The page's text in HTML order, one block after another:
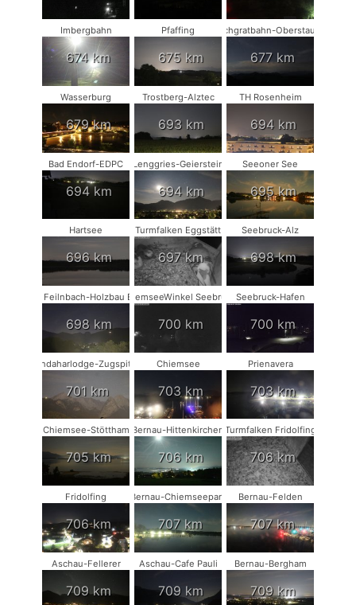
Imbergbahn
674 km
Pfaffing
675 km
Hochgratbahn-Oberstaufen
677 km
Wasserburg
679 km
Trostberg-Alztec
693 km
TH Rosenheim
694 km
Bad Endorf-EDPC
694 km
Lenggries-Geierstein
694 km
Seeoner See
695 km
Hartsee
696 km
Turmfalken Eggstätt
697 km
Seebruck-Alz
698 km
Bad Feilnbach-Holzbau Eder
698 km
ChiemseeWinkel Seebruck
700 km
Seebruck-Hafen
700 km
Kandaharlodge-Zugspitze
701 km
Chiemsee
703 km
Prienavera
703 km
Chiemsee-Stöttham
705 km
Bernau-Hittenkirchen
706 km
Turmfalken Fridolfing
706 km
Fridolfing
706 km
Bernau-Chiemseepark
707 km
Bernau-Felden
707 km
Aschau-Fellerer
709 km
Aschau-Cafe Pauli
709 km
Bernau-Bergham
709 km